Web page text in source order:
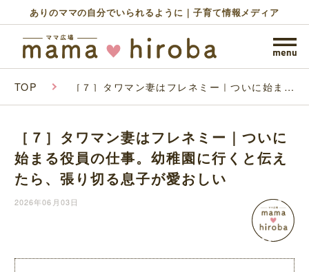
ありのママの自分でいられるように｜子育て情報メディア
TOP ［７］タワマン妻はフレネミー｜ついに始まる
る息子が愛おしい
［７］タワマン妻はフレネミー｜ついに
始まる役員の仕事。幼稚園に行くと伝え
たら、張り切る息子が愛おしい
2026年06月03日